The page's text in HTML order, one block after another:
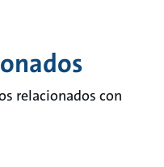
relacionados con